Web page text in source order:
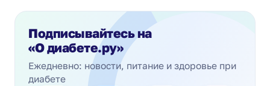
Подписывайтесь на
«О диабете.ру»
Ежедневно: новости, питание и здоровье при
диабете